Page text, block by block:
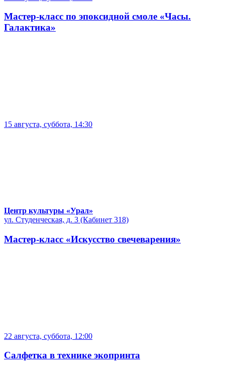
Мастер-класс по эпоксидной смоле «Часы.
Галактика»
15 августа, суббота, 14:30
Центр культуры «Урал»
ул. Студенческая, д. 3 (Кабинет 318)
Мастер-класс «Искусство свечеварения»
22 августа, суббота, 12:00
Салфетка в технике экопринта